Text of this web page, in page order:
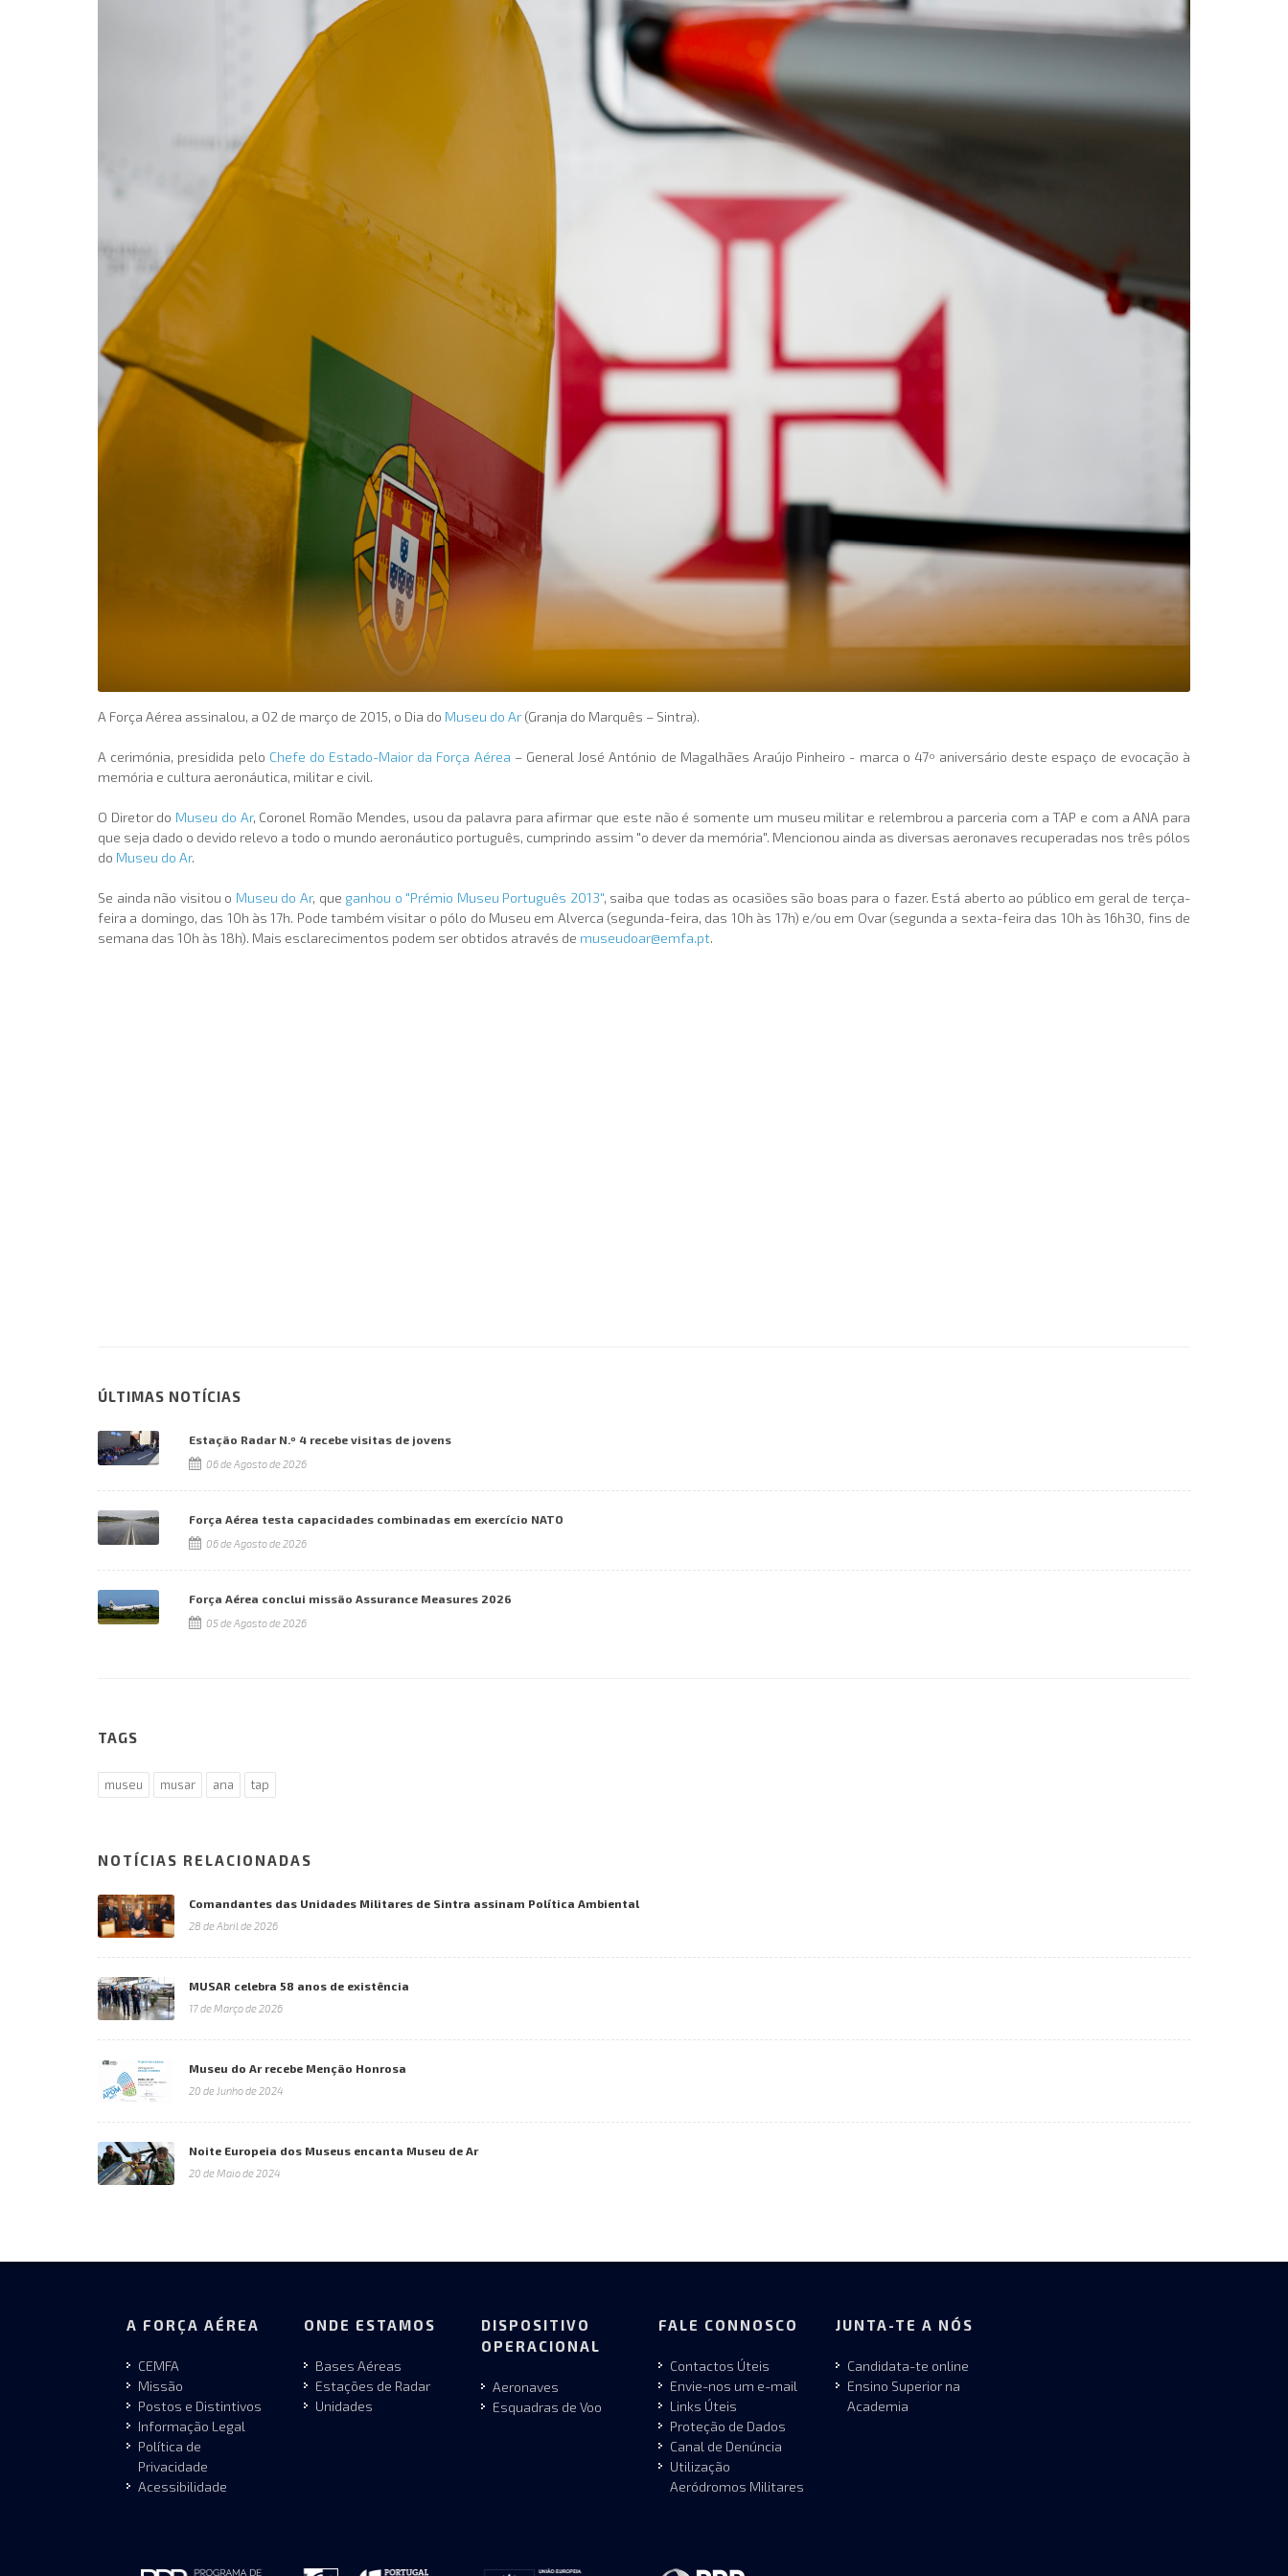
A Força Aérea assinalou, a 02 de março de 2015, o Dia do Museu do Ar (Granja do Marquês – Sintra).
A cerimónia, presidida pelo Chefe do Estado-Maior da Força Aérea – General José António de Magalhães Araújo Pinheiro - marca o 47º aniversário deste espaço de evocação à
memória e cultura aeronáutica, militar e civil.
O Diretor do Museu do Ar, Coronel Romão Mendes, usou da palavra para afirmar que este não é somente um museu militar e relembrou a parceria com a TAP e com a ANA para
que seja dado o devido relevo a todo o mundo aeronáutico português, cumprindo assim "o dever da memória". Mencionou ainda as diversas aeronaves recuperadas nos três pólos
do Museu do Ar.
Se ainda não visitou o Museu do Ar, que ganhou o "Prémio Museu Português 2013", saiba que todas as ocasiões são boas para o fazer. Está aberto ao público em geral de terça-
feira a domingo, das 10h às 17h. Pode também visitar o pólo do Museu em Alverca (segunda-feira, das 10h às 17h) e/ou em Ovar (segunda a sexta-feira das 10h às 16h30, fins de
semana das 10h às 18h). Mais esclarecimentos podem ser obtidos através de museudoar@emfa.pt.
ÚLTIMAS NOTÍCIAS
Estação Radar N.º 4 recebe visitas de jovens
06 de Agosto de 2026
Força Aérea testa capacidades combinadas em exercício NATO
06 de Agosto de 2026
Força Aérea conclui missão Assurance Measures 2026
05 de Agosto de 2026
TAGS
museu musar ana tap
NOTÍCIAS RELACIONADAS
Comandantes das Unidades Militares de Sintra assinam Política Ambiental
28 de Abril de 2026
MUSAR celebra 58 anos de existência
17 de Março de 2026
Museu do Ar recebe Menção Honrosa
20 de Junho de 2024
Noite Europeia dos Museus encanta Museu de Ar
20 de Maio de 2024
A FORÇA AÉREA
CEMFA
Missão
Postos e Distintivos
Informação Legal
Política de
Privacidade
Acessibilidade
ONDE ESTAMOS
Bases Aéreas
Estações de Radar
Unidades
DISPOSITIVO
OPERACIONAL
Aeronaves
Esquadras de Voo
FALE CONNOSCO
Contactos Úteis
Envie-nos um e-mail
Links Úteis
Proteção de Dados
Canal de Denúncia
Utilização
Aeródromos Militares
JUNTA-TE A NÓS
Candidata-te online
Ensino Superior na
Academia